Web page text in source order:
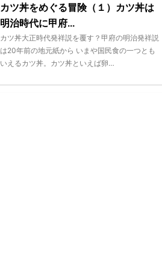
カツ丼をめぐる冒険（１）カツ丼は
明治時代に甲府...
カツ丼大正時代発祥説を覆す？甲府の明治発祥説
は20年前の地元紙から いまや国民食の一つとも
いえるカツ丼。カツ丼といえば卵…